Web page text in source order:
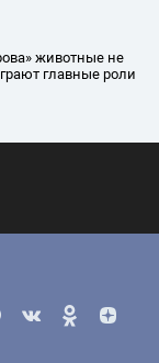
животные не
главные роли